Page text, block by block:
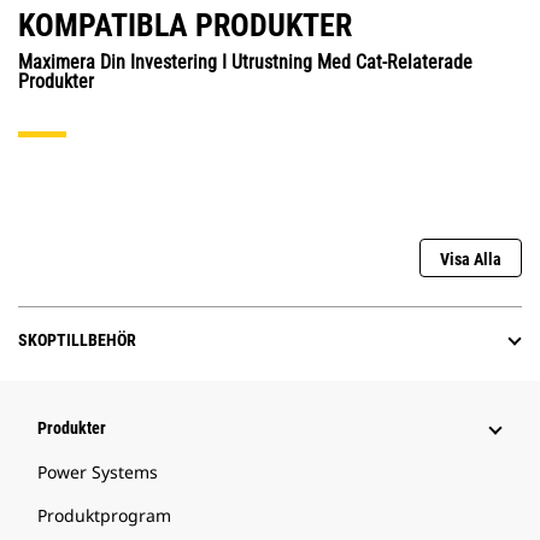
KOMPATIBLA PRODUKTER
Maximera Din Investering I Utrustning Med Cat-Relaterade
Produkter
Visa Alla
SKOPTILLBEHÖR
Produkter
Power Systems
Produktprogram